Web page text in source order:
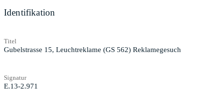
Identifikation
Titel
Gubelstrasse 15, Leuchtreklame (GS 562) Reklamegesuch
Signatur
E.13-2.971